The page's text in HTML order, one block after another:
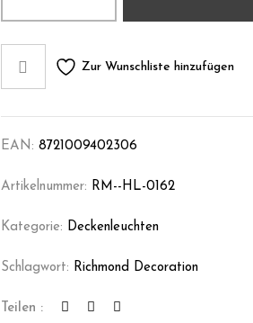
Zur Wunschliste hinzufügen
EAN: 8721009402306
Artikelnummer: RM--HL-0162
Kategorie: Deckenleuchten
Schlagwort: Richmond Decoration
Teilen :